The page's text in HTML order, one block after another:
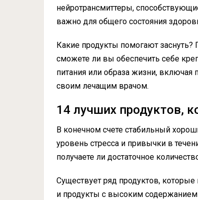
нейротрансмиттеры,
важно для общего состояния
Какие продукты помогают
сможете ли вы обеспечить себе
питания или образа жизни, включая
своим лечащим врачом.
14 лучших продуктов,
В конечном счете стабильный
уровень стресса и привычки в
получаете ли достаточное
Существует ряд продуктов,
и продукты с высоким содержанием